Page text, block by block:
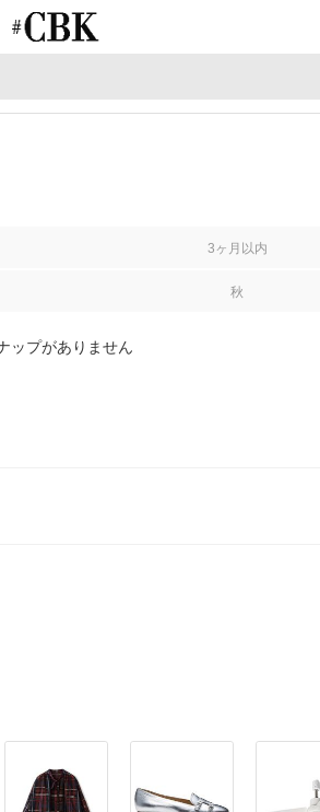
3ヶ月以内
秋
ップがありません